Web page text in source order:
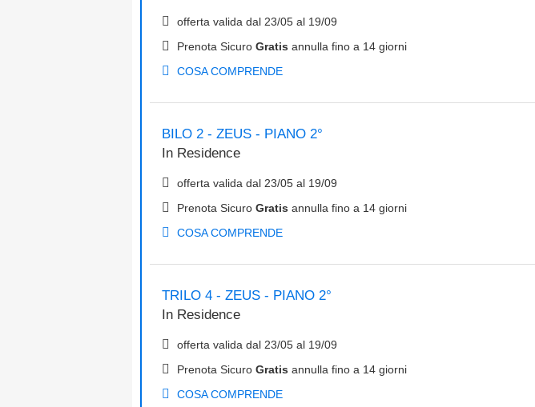
offerta valida dal 23/05 al 19/09
Prenota Sicuro Gratis annulla fino a 14 giorni
COSA COMPRENDE
BILO 2 - ZEUS - PIANO 2°
In Residence
offerta valida dal 23/05 al 19/09
Prenota Sicuro Gratis annulla fino a 14 giorni
COSA COMPRENDE
TRILO 4 - ZEUS - PIANO 2°
In Residence
offerta valida dal 23/05 al 19/09
Prenota Sicuro Gratis annulla fino a 14 giorni
COSA COMPRENDE